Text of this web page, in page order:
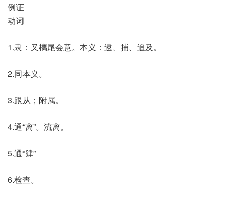
例证
动词
1.隶：又樆尾会意。本义：逮、捕、追及。
2.同本义。
3.跟从；附属。
4.通“离”。流离。
5.通“肄”
6.检查。